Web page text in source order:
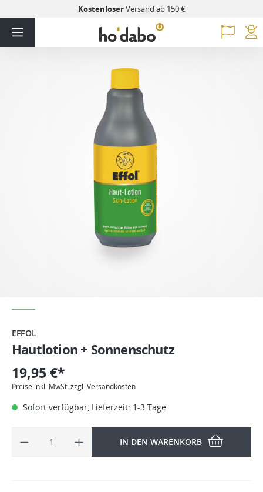
KostenloserVersand ab 150 €
EFFOL
Hautlotion + Sonnenschutz
19,95 €*
Preise inkl. MwSt. zzgl. Versandkosten
Sofort verfügbar, Lieferzeit: 1-3 Tage
IN DEN WARENKORB